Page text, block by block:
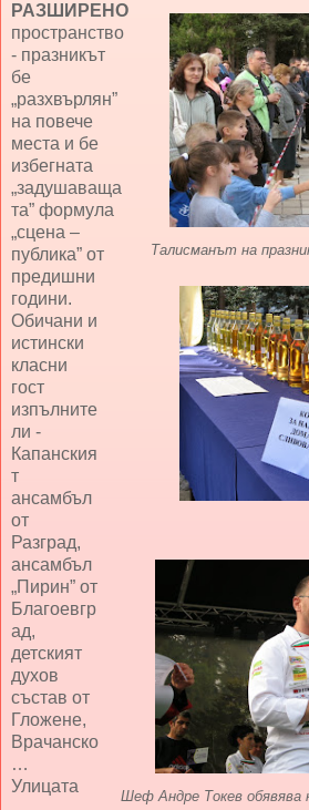
Талисманът на
Шеф Андре Токев обявява
РАЗШИРЕНО
пространство
- празникът
бе
„разхвърлян”
на повече
места и бе
избегната
„задушаваща
та” формула
„сцена –
публика” от
предишни
години.
Обичани и
истински
класни
гост
изпълните
ли -
Капанския
т
ансамбъл
от
Разград,
ансамбъл
„Пирин” от
Благоевгр
ад,
детският
духов
състав от
Гложене,
Врачанско
…
Улицата